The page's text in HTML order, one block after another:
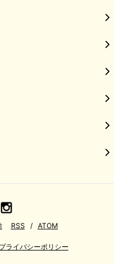
RSS / ATOM
プライバシーポリシー